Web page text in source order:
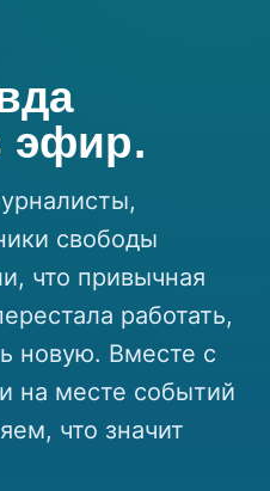
эфир.
свободы
что привычная
работать,
новую. Вместе с
на месте событий
что значит